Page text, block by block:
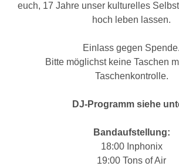
euch, 17 Jahre unser kulturelles
hoch leben lassen.
Einlass gegen Spende.
Bitte möglichst keine Taschen
Taschenkontrolle.
DJ-Programm siehe
Bandaufstellung:
18:00 Inphonix
19:00 Tons of Air